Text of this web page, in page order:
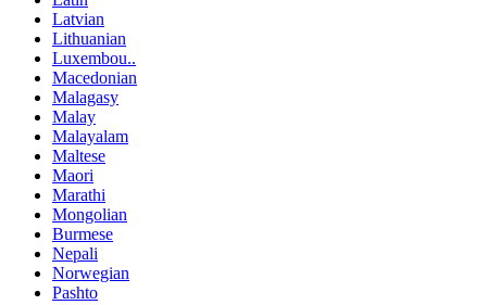
Latvian
Lithuanian
Luxembou..
Macedonian
Malagasy
Malay
Malayalam
Maltese
Maori
Marathi
Mongolian
Burmese
Nepali
Norwegian
Pashto